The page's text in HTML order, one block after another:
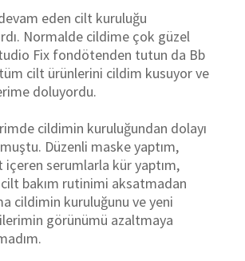
eden cilt kuruluğu
Normalde cildime çok güzel
Fix fondötenden tutun da Bb
cilt ürünlerini cildim kusuyor ve
doluyordu.
cildimin kuruluğundan dolayı
Düzenli maske yaptım,
serumlarla kür yaptım,
bakım rutinimi aksatmadan
cildimin kuruluğunu ve yeni
görünümü azaltmaya